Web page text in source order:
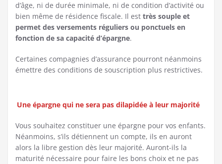
d’âge, ni de durée minimale, ni de condition d’activité ou
bien même de résidence fiscale. Il est très souple et
permet des versements réguliers ou ponctuels en
fonction de sa capacité d’épargne.
Certaines compagnies d’assurance pourront néanmoins
émettre des conditions de souscription plus restrictives.
Une épargne qui ne sera pas dilapidée à leur majorité
Vous souhaitez constituer une épargne pour vos enfants.
Néanmoins, s’ils détiennent un compte, ils en auront
alors la libre gestion dès leur majorité. Auront-ils la
maturité nécessaire pour faire les bons choix et ne pas